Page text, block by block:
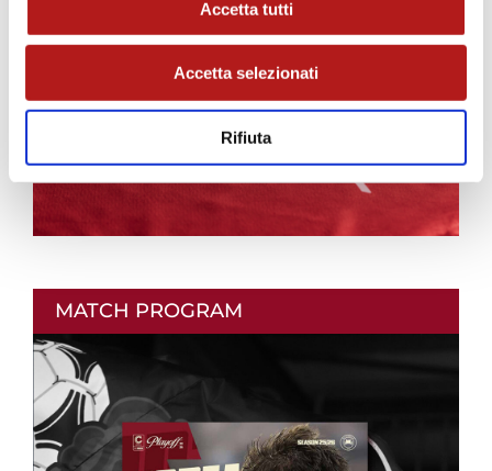
Accetta tutti
Accetta selezionati
Rifiuta
MATCH PROGRAM